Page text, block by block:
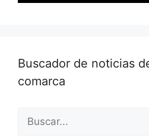
Buscador de noticias
comarca